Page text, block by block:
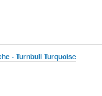
- Turnbull Turquoise